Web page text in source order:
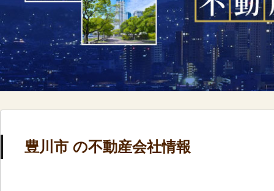
豊川市 の不動産会社情報